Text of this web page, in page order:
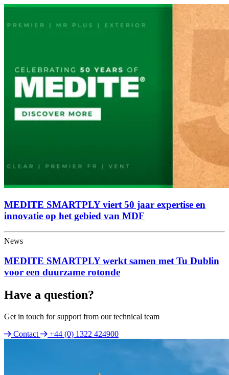
MEDITE SMARTPLY viert 50 jaar expertise en
innovatie op het gebied van MDF
News
MEDITE SMARTPLY werkt samen met Tu Dublin
voor een duurzame rotonde
Have a question?
Get in touch for support from our technical team
Contact
+44 (0) 1322 424900